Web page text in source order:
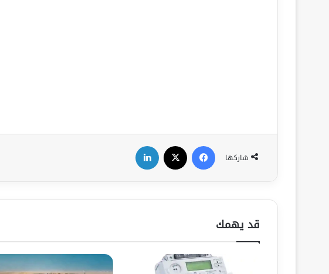
شاركها
فيسبوك
قد يهمك